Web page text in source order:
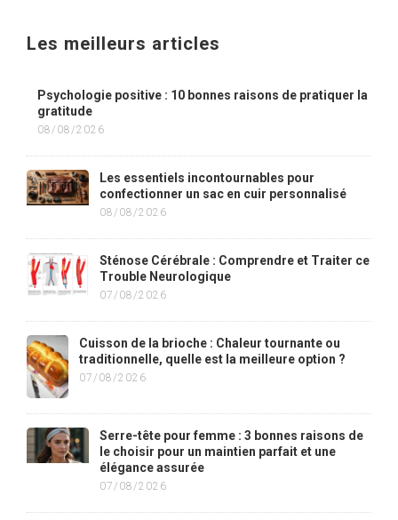
Les meilleurs articles
Psychologie positive : 10 bonnes raisons de pratiquer la
gratitude
08/08/2026
Les essentiels incontournables pour
confectionner un sac en cuir personnalisé
08/08/2026
Sténose Cérébrale : Comprendre et Traiter ce
Trouble Neurologique
07/08/2026
Cuisson de la brioche : Chaleur tournante ou
traditionnelle, quelle est la meilleure option ?
07/08/2026
Serre-tête pour femme : 3 bonnes raisons de
le choisir pour un maintien parfait et une
élégance assurée
07/08/2026